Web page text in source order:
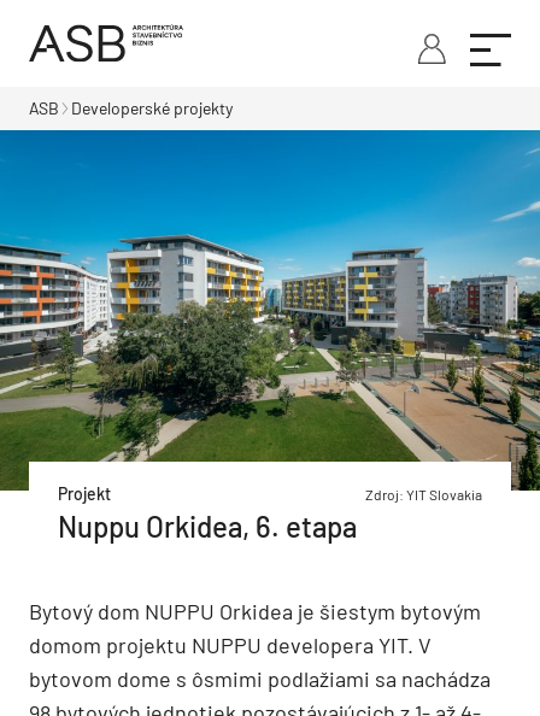
ASB Developerské projekty
Projekt Zdroj: YIT Slovakia
Nuppu Orkidea, 6. etapa
Bytový dom NUPPU Orkidea je šiestym bytovým
domom projektu NUPPU developera YIT. V
bytovom dome s ôsmimi podlažiami sa nachádza